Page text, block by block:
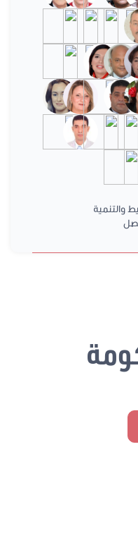
والتنمية